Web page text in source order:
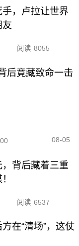
，卢拉让世界
友
阅读 8055
后竟藏致命一击
08-05
背后藏着三重
阅读 6537
在“清场”，这仗